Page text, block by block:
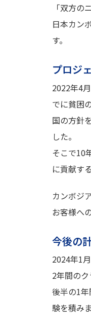
「双方
日本カン
す。
プロジ
2022年4
でに貧困
国の方針
した。
そこで10
に貢献す
カンボジ
お客様へ
今後の
2024年1
2年間の
後半の1
験を積みま